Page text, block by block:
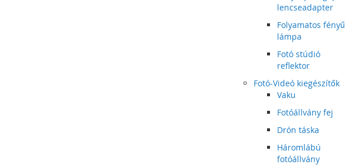
lencseadapter
Folyamatos fényű
lámpa
Fotó stúdió
reflektor
Fotó-Videó kiegészítők
Vaku
Fotóállvány fej
Drón táska
Háromlábú
fotóállvány